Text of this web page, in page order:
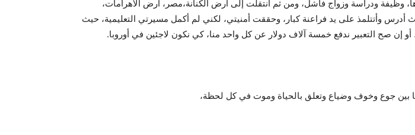
ودراسة وزواج فاشل، ومن ثم انتقلت إلى أرض الكنانة،مصر، أرض الأهرامات،
وأتتلمذ على يد فراعنة كبار، وحققت أمنيتي، لكني لم أكمل مسيرتي التعليمية، حيث
صح التعبير ندفع خمسة آلاف دولار عن كل واحد منا، كي نكون لاجئين في أوروبا.
ما بين جوع وخوف وضياع وتعلق بالحياة وموت في كل لحظة،